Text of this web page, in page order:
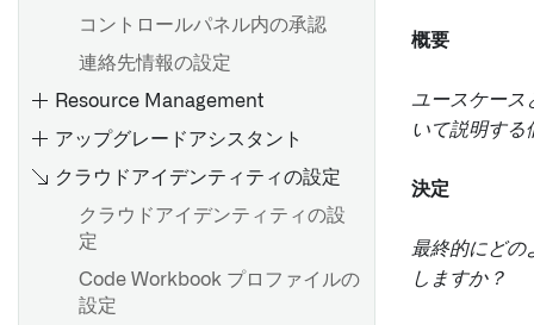
定する
他のIDプロバイダーのための
イダーを更新する
はじめに
エンロールメント内のユーザ
コントロールパネル内の承認
連絡先情報の設定
Resource Management
アップグレードアシスタント
クラウドアイデンティティの設定
クラウドアイデンティティの設
定
Code Workbook プロファイルの
設定
概要
ユースケース
いて説明する
決定
最終的にどの
しますか？